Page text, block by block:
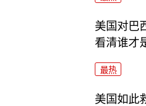
美国对巴
看清谁才
最热
美国如此